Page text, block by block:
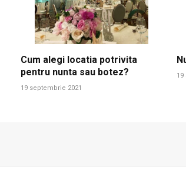
Cum alegi locatia potrivita
pentru nunta sau botez?
19 septembrie 2021
19